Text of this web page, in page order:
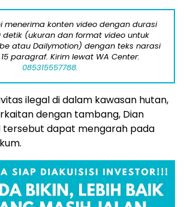
menerima konten video dengan durasi
detik (ukuran dan format video untuk
atau Dailymotion) dengan teks narasi
paragraf. Kirim lewat WA Center:
085315557788.
ilegal di dalam kawasan hutan,
dengan tambang, Dian
tersebut dapat mengarah pada